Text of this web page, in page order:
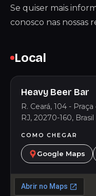
Se quiser mais
conosco nas nossas
Local
Heavy Beer Bar
R. Ceará, 104 -
RJ, 20270-160, Brasil
COMO CHEGAR
Google Maps